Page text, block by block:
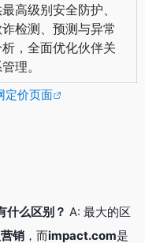
高级别安全防护、
检测、预测与异常
，全面优化伙伴关
理。
定价页面
什么区别？ A: 最大的区
销 ，而impact.com是